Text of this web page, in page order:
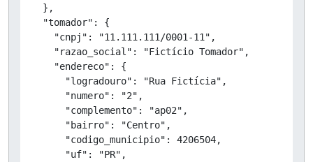
  },
  "tomador": {
    "cnpj": "11.111.111/0001-11",
    "razao_social": "Fictício Tomador",
    "endereco": {
      "logradouro": "Rua Fictícia",
      "numero": "2",
      "complemento": "ap02",
      "bairro": "Centro",
      "codigo_municipio": 4206504,
      "uf": "PR",